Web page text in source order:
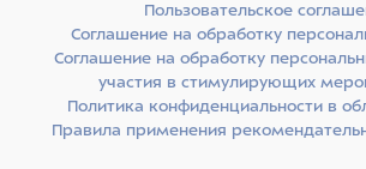
Пользовательское
Соглашение на обработку
Соглашение на обработку
участия в стимулирующих
Политика конфиденциальности в
Правила применения